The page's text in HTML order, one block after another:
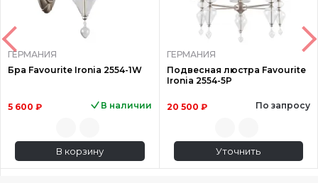
ГЕРМАНИЯ
Бра Favourite Ironia 2554-1W
5 600 ₽ В наличии
В корзину
ГЕРМАНИЯ
Подвесная люстра Favourite
Ironia 2554-5P
20 500 ₽ По запросу
Уточнить